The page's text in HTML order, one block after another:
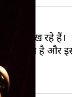
से देख रहे हैं।
दिया गया है